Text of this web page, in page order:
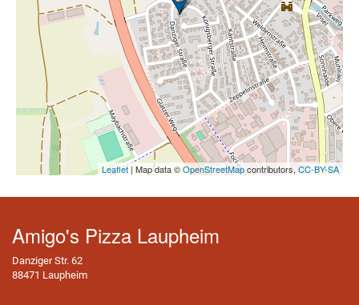
Leaflet | Map data ©OpenStreetMapcontributors, CC-BY-SA
Amigo's Pizza Laupheim
Danziger Str. 62
88471 Laupheim